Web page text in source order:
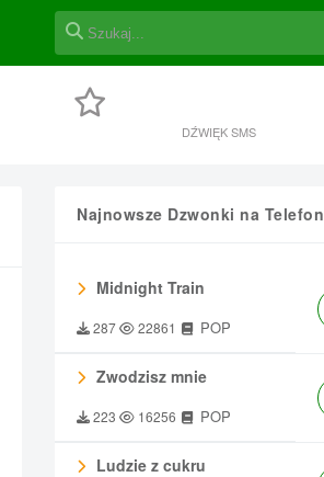
DŹWIĘK SMS
Najnowsze Dzwonki na Telefon
Midnight Train
287 22861 POP
Zwodzisz mnie
223 16256 POP
Ludzie z cukru